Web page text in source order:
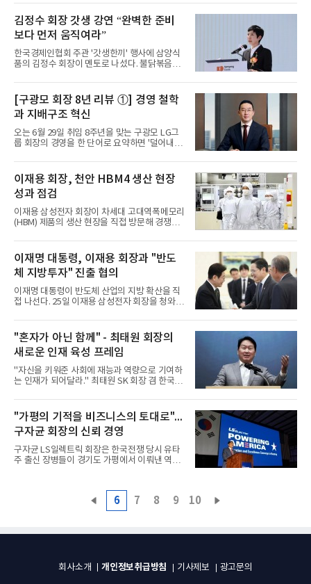
된다. 지난 2024년 12월 금융권 관례를 깨고 ‘2
년 파격 연임’에 성
안이 나올 예정이다. 다만 과거처럼 '실적'의 주
요한 부분을 넘어서 지배구조, 내부통제 등 총체
적 평가에 따라 연임의 무게가 실릴 예정이다. 또
한 금융당국은 오는 7월 '금융지주 지배구조 개
편안'을 발표할 예정이며 외환시장도 24시간 개
방되어 새로운 기회를 포착할 것으로 보인다. 이
에 각 은행장들의 현 상황을 짚어본다. 편집자 주
거둔 압도적인 경영 성과를 바탕으로 연임 전선
에 청신호가 켜졌다는
김정수 회장 갓생 강연 “완벽한 준비
보다 먼저 움직여라”
한국경제인협회 주관 '갓생한끼' 행사에 삼양식
품의 김정수 회장이 멘토로 나섰다. 불닭볶음면
들 앞에서 강조한 메시지는 단순했다. 불확실한
미래 앞에서는 완벽한 준비보다 먼저 움직이는
용기가 필요하다는 것. 런치 테이블에서 청년들
과 라면을 함께하며 나눈 이 대화는 한국판 '버핏
과의 점심'에 새로운 의미를 더했다.글로벌 식품
기업을 일군 경영인김정수 회장은 삼양식품을
한국의 내수 기업에서 글로벌 식품회사로 거듭
다. 2012년 불닭볶음면 개발을 주도한 뒤 이 제
품을 단순한 라면을 넘어
[구광모 회장 8년 리뷰 ①] 경영 철학
과 지배구조 혁신
오는 6월 29일 취임 8주년을 맞는 구광모 LG그
룹 회장의 경영을 한 단어로 요약하면 '덜어내
의장의 의사봉을 스스로 내려놓았고, 회사가 보
유한 자사주를 전량 없애 주주의 몫을 키웠다. 권
한을 모으는 대신 나누고, 가진 것을 줄여 주주
에게 돌려주는 행보다. 가전·화학 중심의 제조
기업이던 LG를 기술 기업으로 바꿔 온 이 8년의
변화를 언론은 '뉴LG(New LG)'로 부른다. 만 40
세, 조용한 리더가 받아 든 무게구광모 회장 체
년 5월 별세하자, 한 달 뒤인 6월 29일 만40세 불
혹(不惑)의 나이에 그룹
이재용 회장, 천안 HBM4 생산 현장
성과 점검
이재용 삼성전자 회장이 차세대 고대역폭메모리
(HBM) 제품의 생산 현장을 직접 방문해 경쟁력
체 시장에서 기술 우위를 유지하기 위한 생산 기
지의 역할을 확인하고, 조직을 격려하는 행보로
풀이된다.천안사업장에서 HBM 생산 라인 둘러
본 이 회장이 회장은 23일 충남 천안사업장을 방
문해 HBM 생산 현장을 직접 살펴봤다. 천안사업
장의 C1·C2 라인에 들어간 그는 사업장 운영 현
황과 생산 계획, 기술 개발 상황에 대해 보고받
생산의 후공정과 첨단 패키징을 담당하는 핵심
거점이다. AI 반도체 시장이 빠르
이재명 대통령, 이재용 회장과 "반도
체 지방투자" 진출 협의
이재명 대통령이 반도체 산업의 지방 확산을 직
접 나선다. 25일 이재용 삼성전자 회장을 청와대
장을 만난 지 일주일도 되지 않아 삼성전자 총수
와 만나는 것으로, 이 대통령이 이 사안을 얼마
나 중요하게 보고 있는지를 드러낸다. 29일 예정
된 대기업 총수 간담회를 앞두고 반도체 공장의
지방 투자 구체안을 사전에 조율하려는 속셈이
다.'성장의 혜택 전국으로 확산' 전략이 대통령은
취임 1주년 기자회견에서 "대규모 투자 프로젝
무총리도 "성장의 혜택이 특정 지역과 계층에 머
물지 않고 전 국토로
"혼자가 아닌 함께" - 최태원 회장의
새로운 인재 육성 프레임
"자신을 키워준 사회에 재능과 역량으로 기여하
는 인재가 되어달라." 최태원 SK 회장 겸 한국고
딩에서 해외유학장학생과 신진학자상 수상자
36명에게 이 같은 당부를 남겼다. 52년간 5300
명 이상을 지원한 재단이 새로운 인재 발굴 체계
로 나선 순간이었다.AI 시대, 협력하는 인재를 원
하다최 회장의 메시지는 명확했다. 인공지능(AI)
시대는 개인의 역량만으로는 부족하다는 것이었
다. 그는 이날 장학생들에게 "자신의 연구와 전
것이 아니라, 자신의 분야에서 AI를 도구 삼아야
"가평의 기적을 비즈니스의 토대로"...
구자균 회장의 신뢰 경영
구자균 LS일렉트릭 회장은 한국전쟁 당시 유타
주 출신 장병들이 경기도 가평에서 이뤄낸 역사
역사회 교류를 직접 주도하며, 60년 전 맺어진
한미 간의 신뢰를 현재의 비즈니스로 실현하고
있다.유타주 진출, 역사적 인연 발견하다구 회장
니었다. 2022년 MCM엔지니어링II를 LS일렉트
국전쟁 당시 유타주 출신 청년 장병 240명은 가
평 전투에서 4000명의 중공군 대공세를 한 명의
6 7 8 9 10
회사소개 개인정보취급방침 기사제보 광고문의